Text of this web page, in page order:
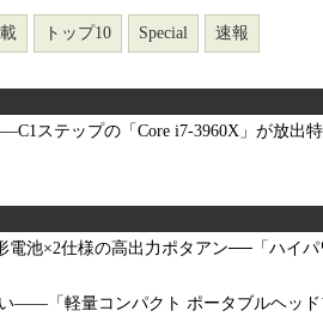
トップ10 Special 速報
ステップの「Core i7-3960X」が放出
電池×2仕様の高出力ポタアン──「ハイパ
――「軽量コンパクト ポータブルヘッド